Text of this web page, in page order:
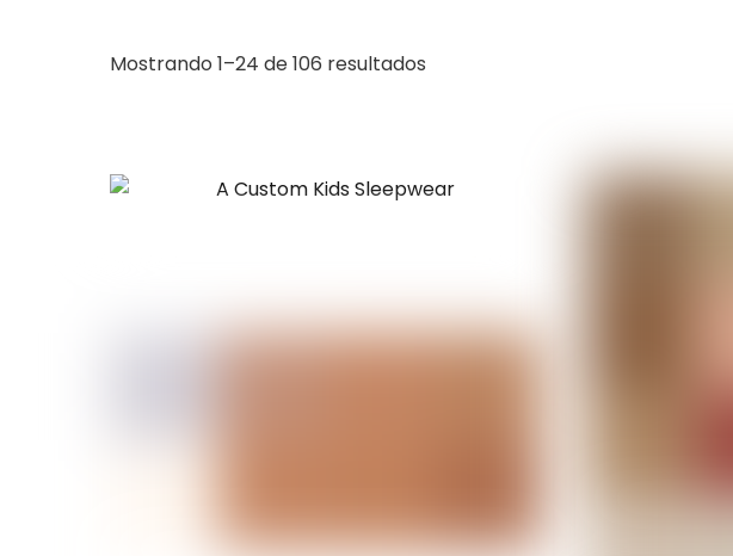
Mostrando 1–24 de 106 resultados